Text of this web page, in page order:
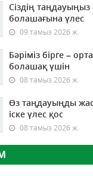
Сіздің таңдауыңыз
болашағына үлес
09 тамыз 2026 ж.
Бәріміз бірге –
болашақ үшін
08 тамыз 2026 ж.
Өз таңдауыңды
іске үлес қос
08 тамыз 2026 ж.